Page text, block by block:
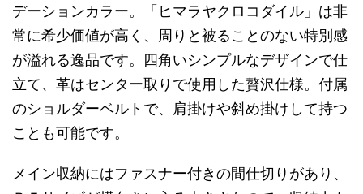
デーションカラー。「ヒマラヤクロコダイル」は非
常に希少価値が高く、周りと被ることのない特別感
が溢れる逸品です。四角いシンプルなデザインで仕
立て、革はセンター取りで使用した贅沢仕様。付属
のショルダーベルトで、肩掛けや斜め掛けして持つ
ことも可能です。
メイン収納にはファスナー付きの間仕切りがあり、